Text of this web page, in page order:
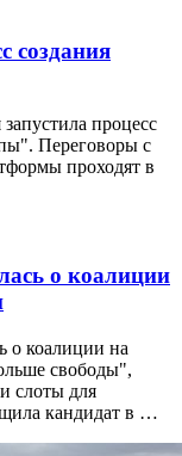
создания
процесс
Переговоры с
проходят в
о коалиции
о коалиции на
свободы",
слоты для
кандидат в …